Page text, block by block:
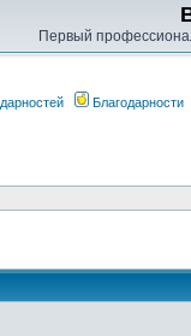
Первый
Благодарности